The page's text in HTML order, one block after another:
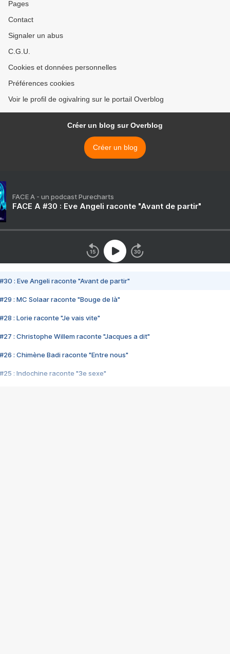
Pages
Contact
Signaler un abus
C.G.U.
Cookies et données personnelles
Préférences cookies
Voir le profil de ogivalring sur le portail Overblog
Créer un blog sur Overblog
Créer un blog
FACE A - un podcast Purecharts
FACE A #30 : Eve Angeli raconte "Avant de partir"
#30 : Eve Angeli raconte "Avant de partir"
#29 : MC Solaar raconte "Bouge de là"
#28 : Lorie raconte "Je vais vite"
#27 : Christophe Willem raconte "Jacques a dit"
#26 : Chimène Badi raconte "Entre nous"
#25 : Indochine raconte "3e sexe"